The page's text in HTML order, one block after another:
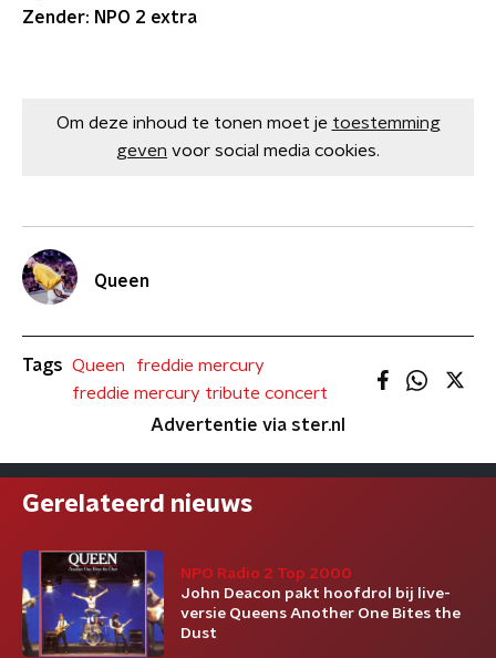
Zender: NPO 2 extra
Om deze inhoud te tonen moet je toestemming
geven voor social media cookies.
Queen
Tags Queen
freddie mercury
freddie mercury tribute concert
Advertentie via ster.nl
Gerelateerd nieuws
NPO Radio 2 Top 2000
John Deacon pakt hoofdrol bij live-
versie Queens Another One Bites the
Dust